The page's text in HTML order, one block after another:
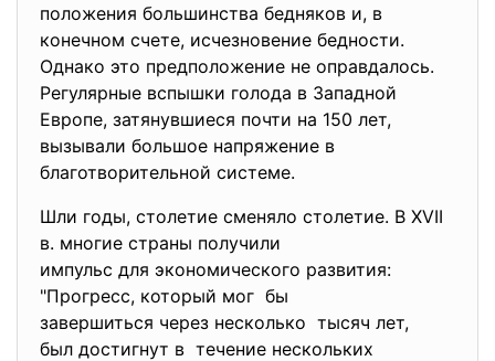
положения большинства бедняков и, в
конечном счете, исчезновение бедности.
Однако это предположение не оправдалось.
Регулярные вспышки голода в Западной
Европе, затянувшиеся почти на 150 лет,
вызывали большое напряжение в
благотворительной системе.
Шли годы, столетие сменяло столетие. В XVII
в. многие страны получили
импульс для экономического развития:
"Прогресс, который мог бы
завершиться через несколько тысяч лет,
был достигнут в течение нескольких